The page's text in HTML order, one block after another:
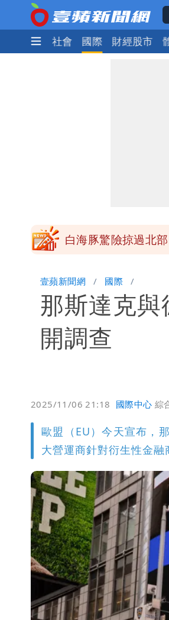
政治 社會 國際 財經股市
白海豚驚險掠過北
白海豚颱風逼近！
壹蘋新聞網 國際
那斯達克
開調查
2025/11/06 21:18 國際中心 綜
歐盟（EU）今天宣布，
大營運商針對衍生性金融